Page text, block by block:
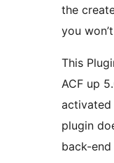
the
you
This
ACF up
activated
plugin
back-end